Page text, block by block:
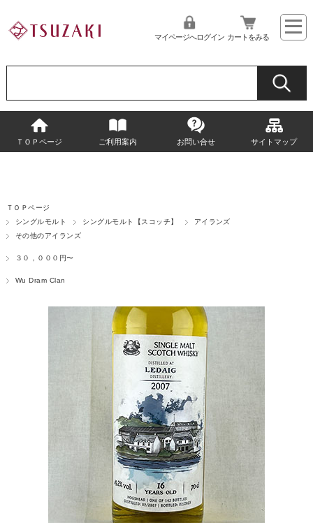
マイページへログイン カートをみる
ＴＯＰページ ご利用案内 お問い合せ サイトマップ
ＴＯＰページ
シングルモルト
シングルモルト【スコッチ】
アイランズ
その他のアイランズ
３０，０００円〜
Wu Dram Clan